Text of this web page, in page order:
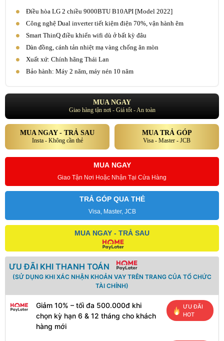
Điều hòa LG 2 chiều 9000BTU B10API [Model 2022]
Công nghệ Dual inverter tiết kiệm điện 70%, vận hành êm
Smart ThinQ điều khiển wifi dù ở bất kỳ đâu
Dàn đồng, cánh tản nhiệt mạ vàng chống ăn mòn
Xuất xứ: Chính hãng Thái Lan
Bảo hành: Máy 2 năm, máy nén 10 năm
MUA NGAY
Giao hàng tận nơi - Giá tốt - An toàn
MUA NGAY - TRẢ SAU
Insta - Không cần thẻ
MUA TRẢ GÓP
Visa - Master - JCB
MUA NGAY
Giao Tận Nơi Hoặc Nhận Tại Cửa Hàng
TRẢ GÓP QUA THẺ
Visa, Master, JCB
MUA NGAY - TRẢ SAU
ƯU ĐÃI KHI THANH TOÁN
(SỬ DỤNG KHI XÁC NHẬN KHOẢN VAY TRÊN TRANG CỦA TỔ CHỨC
TÀI CHÍNH)
Giảm 10% – tối đa 500.000đ khi
chọn kỳ hạn 6 & 12 tháng cho khách
hàng mới
ƯU ĐÃI
HOT